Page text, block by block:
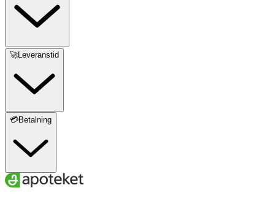
🚀Leveranstid
💳Betalning